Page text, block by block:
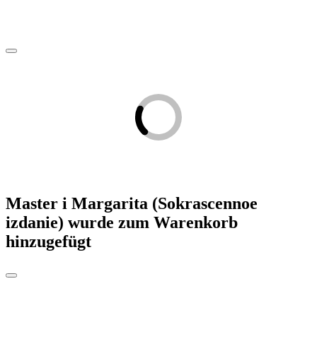
Master i Margarita (Sokrascennoe
izdanie) wurde zum Warenkorb
hinzugefügt